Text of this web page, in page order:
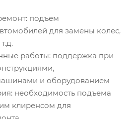
подъем
для замены колес,
работы: поддержка при
и оборудованием
необходимость подъема
клиренсом для